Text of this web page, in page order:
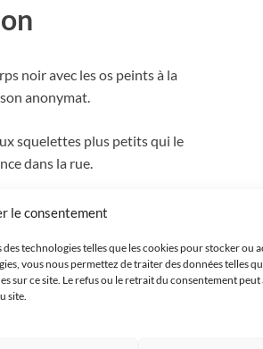
le consentement
technologies telles que les cookies pour stocker ou
vous nous permettez de traiter des données telles
sur ce site. Le refus ou le retrait du consentement
site.
noir avec les os peints à la
anonymat.
squelettes plus petits qui le
dans la rue.
uniquement par la lumière
de la Semaine Sainte à